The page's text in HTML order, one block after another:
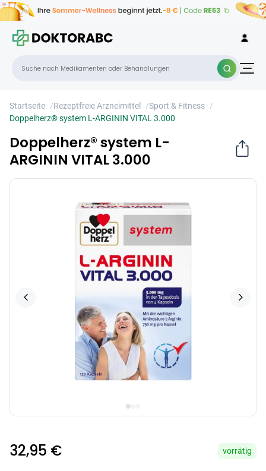
Startseite /Rezeptfreie Arzneimittel /Sport & Fitness /
Doppelherz® system L-ARGININ VITAL 3.000
Doppelherz® system L-
ARGININ VITAL 3.000
32,95 € vorrätig
3.000
×